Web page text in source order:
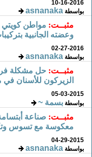
10-16-2016
بواسطةasnanaka
مثبــت: مواطن كويتي
وعضته الجانبية
02-27-2016
بواسطةasnanaka
مثبــت: حل مشكلة
الزيركون للأسنان
05-03-2015
بواسطةبسمة ~
مثبــت: صناعة
معكوسة مع تسوس
04-29-2015
بواسطةasnanaka